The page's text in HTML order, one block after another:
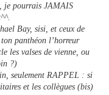
je pourrais JAMAIS
Bay, sisi, et ceux de
panthéon l’horreur
les valses de vienne, ou
?)
seulement RAPPEL : si
et les collègues (bis)